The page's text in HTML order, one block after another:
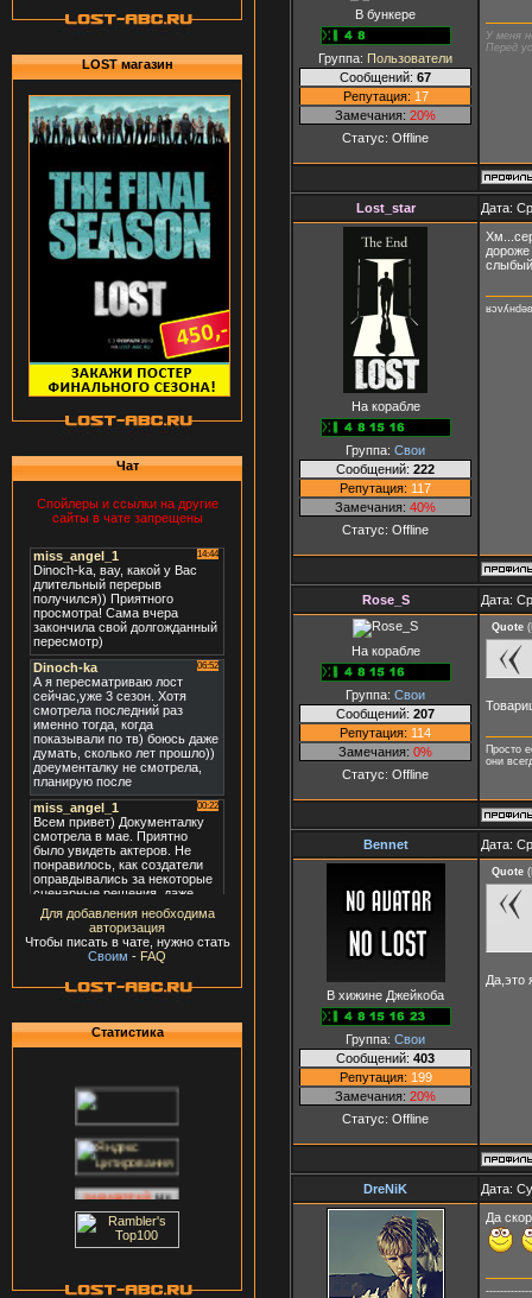
LOST магазин
Чат
Спойлеры и ссылки на другие
сайты в чате запрещены
Для добавления необходима
авторизация
Чтобы писать в чате, нужно стать
Своим - FAQ
Статистика
В бункере
Группа: Пользователи
Сообщений: 67
Репутация: 17
Замечания: 20%
Статус: Offline
У меня
Перед
Lost_star Дата:
На корабле
Группа: Свои
Сообщений: 222
Репутация: 117
Замечания: 40%
Статус: Offline
Rose_S Дата:
На корабле
Группа: Свои
Сообщений: 207
Репутация: 114
Замечания: 0%
Статус: Offline
Quote (
Просто
они
Bennet Дата:
В хижине Джейкоба
Группа: Свои
Сообщений: 403
Репутация: 199
Замечания: 20%
Статус: Offline
Quote (
Да,это
DreNiK Дата:
Да